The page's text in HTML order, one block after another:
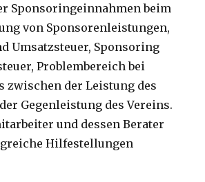
Sponsoringeinnahmen beim
von Sponsorenleistungen,
Umsatzsteuer, Sponsoring
Problembereich bei
zwischen der Leistung des
Gegenleistung des Vereins.
und dessen Berater
Hilfestellungen